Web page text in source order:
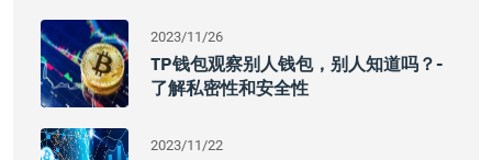
2023/11/26
TP钱包观察别人钱包，别人知道吗？-
了解私密性和安全性
2023/11/22